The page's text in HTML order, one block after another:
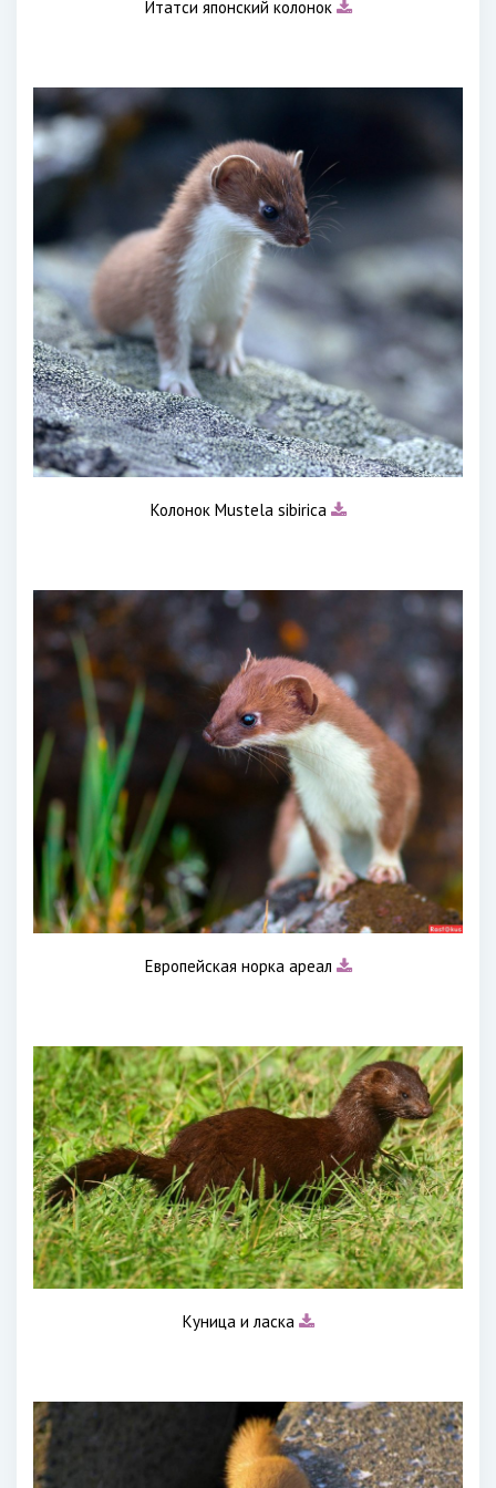
Итатси японский колонок
Колонок Mustela sibirica
Европейская норка ареал
Куница и ласка